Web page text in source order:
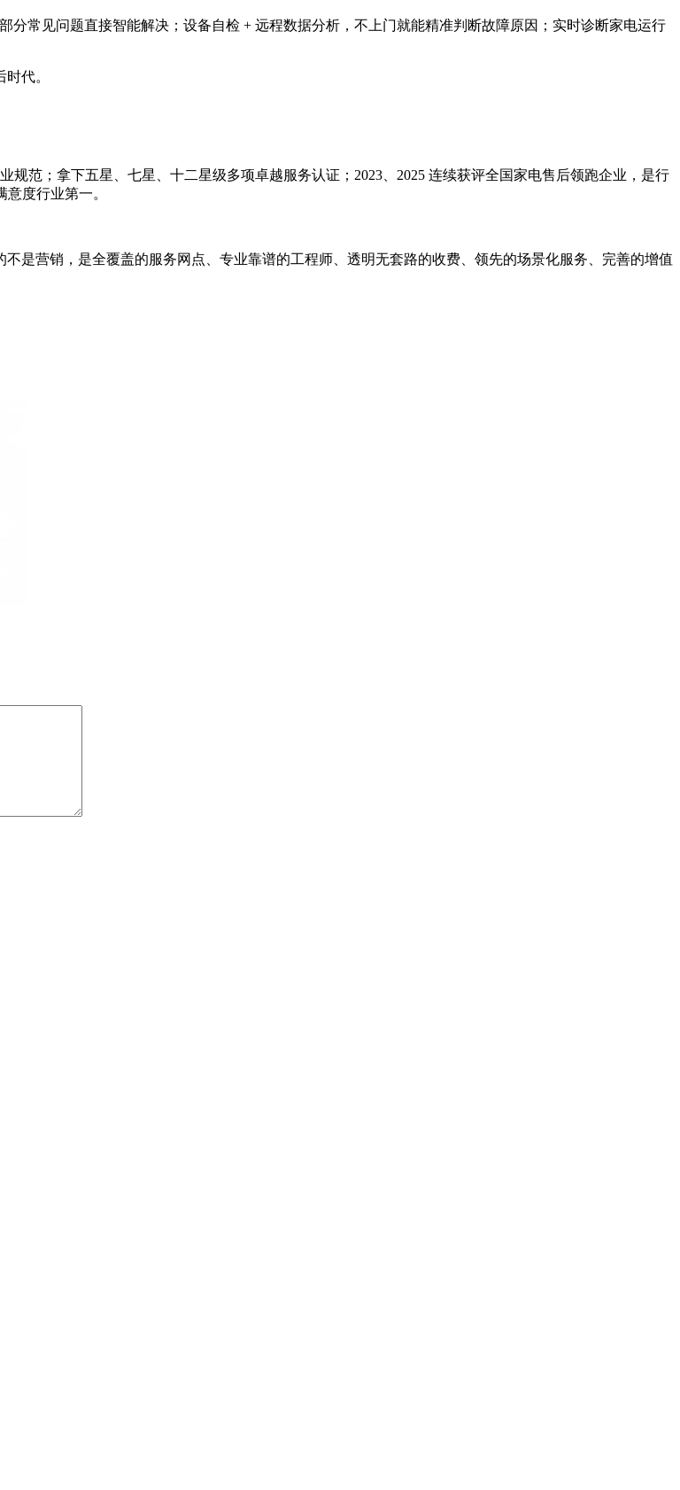
常见问题直接智能解决；设备自检 + 远程数据分析，不上门就能精准判断故障原因；实时诊断家电运行
代。
范；拿下五星、七星、十二星级多项卓越服务认证；2023、2025 连续获评全国家电售后领跑企业，是行
度行业第一。
是营销，是全覆盖的服务网点、专业靠谱的工程师、透明无套路的收费、领先的场景化服务、完善的增值